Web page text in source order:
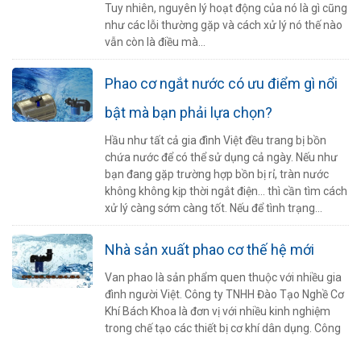
Tuy nhiên, nguyên lý hoạt động của nó là gì cũng
như các lỗi thường gặp và cách xử lý nó thế nào
vẫn còn là điều mà...
Phao cơ ngắt nước có ưu điểm gì nổi
bật mà bạn phải lựa chọn?
Hầu như tất cả gia đình Việt đều trang bị bồn
chứa nước để có thể sử dụng cả ngày. Nếu như
bạn đang gặp trường hợp bồn bị rỉ, tràn nước
không không kịp thời ngắt điện… thì cần tìm cách
xử lý càng sớm càng tốt. Nếu để tình trạng...
Nhà sản xuất phao cơ thế hệ mới
Van phao là sản phẩm quen thuộc với nhiều gia
đình người Việt. Công ty TNHH Đào Tạo Nghề Cơ
Khí Bách Khoa là đơn vị với nhiều kinh nghiệm
trong chế tạo các thiết bị cơ khí dân dụng. Công